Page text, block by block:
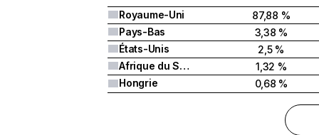
Royaume-Uni
87,88 %
Pays-Bas
3,38 %
États-Unis
2,5 %
Afrique du Sud
1,32 %
Hongrie
0,68 %